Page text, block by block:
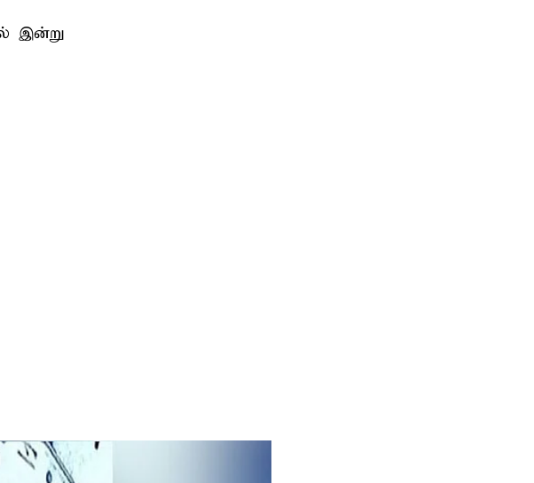
இன்று